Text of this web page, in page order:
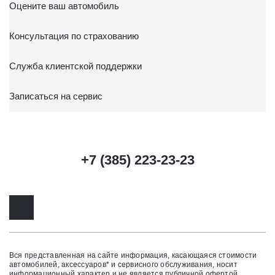
Оцените ваш автомобиль
Консультация по страхованию
Служба клиентской поддержки
Записаться на сервис
+7 (385) 223-23-23
Вся представленная на сайте информация, касающаяся стоимости
автомобилей, аксессуаров* и сервисного обслуживания, носит